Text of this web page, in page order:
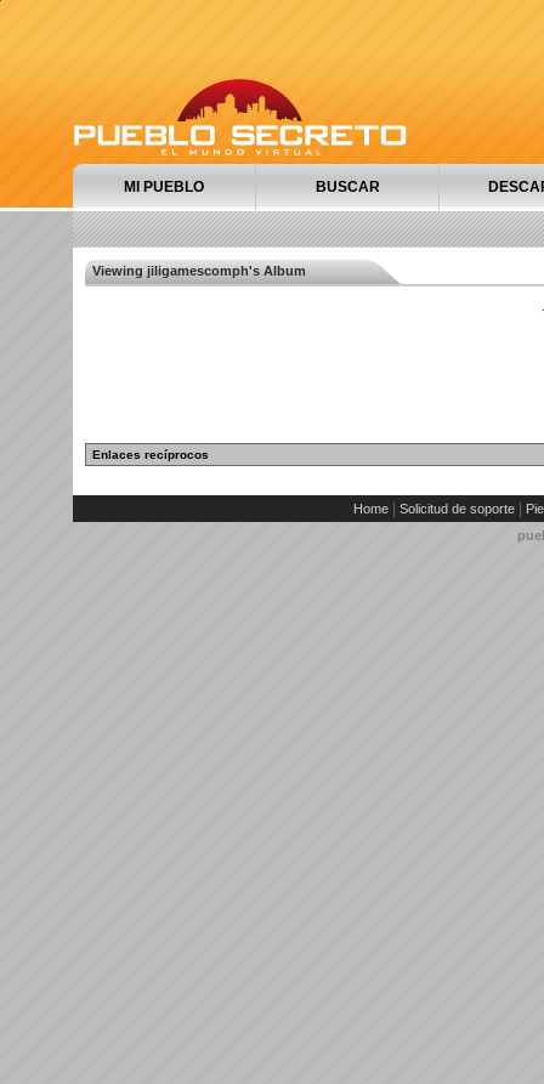
MI PUEBLO BUSCAR
Viewing jiligamescomph's Album
Enlaces recíprocos
Home Solicitud de soporte